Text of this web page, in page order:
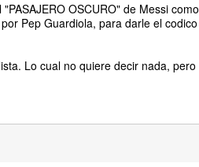
OSCURO" de Messi
Pep Guardiola, para darle el
Lo cual no quiere decir nada,